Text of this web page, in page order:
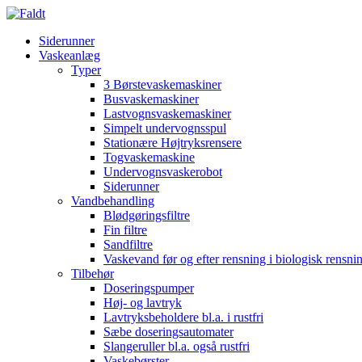
Siderunner
Vaskeanlæg
Typer
3 Børstevaskemaskiner
Busvaskemaskiner
Lastvognsvaskemaskiner
Simpelt undervognsspul
Stationære Højtryksrensere
Togvaskemaskine
Undervognsvaskerobot
Siderunner
Vandbehandling
Blødgøringsfiltre
Fin filtre
Sandfiltre
Vaskevand før og efter rensning i biologisk
Tilbehør
Doseringspumper
Høj- og lavtryk
Lavtryksbeholdere bl.a. i rustfri
Sæbe doseringsautomater
Slangeruller bl.a. også rustfri